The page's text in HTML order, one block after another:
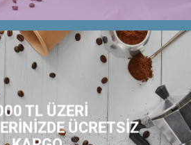
TL ÜZERİ
ÜCRETSİZ